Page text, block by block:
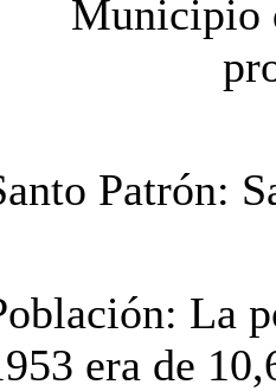
Municipio
Patrón:
La
era de